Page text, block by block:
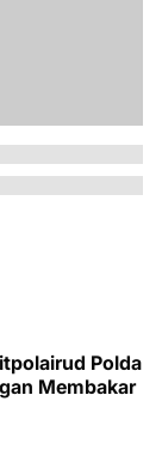
Polda
Membakar